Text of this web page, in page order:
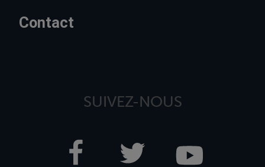
Contact
SUIVEZ-NOUS